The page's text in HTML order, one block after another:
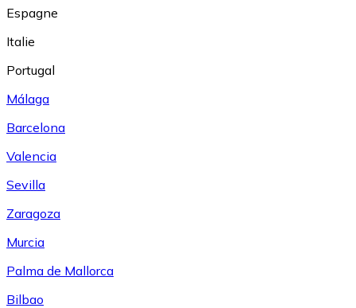
Espagne
Italie
Portugal
Málaga
Barcelona
Valencia
Sevilla
Zaragoza
Murcia
Palma de Mallorca
Bilbao